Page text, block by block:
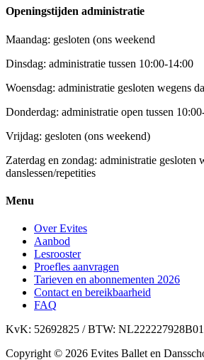
Openingstijden administratie
Maandag: gesloten (ons weekend
Dinsdag: administratie tussen 10:00-14:00
Woensdag: administratie gesloten wegens
Donderdag: administratie open tussen
Vrijdag: gesloten (ons weekend)
Zaterdag en zondag: administratie gesloten
danslessen/repetities
Menu
Over Evites
Aanbod
Lesrooster
Proefles aanvragen
Tarieven en abonnementen 2026
Contact en bereikbaarheid
FAQ
KvK: 52692825 / BTW: NL222227928B01
Copyright © 2026 Evites Ballet en